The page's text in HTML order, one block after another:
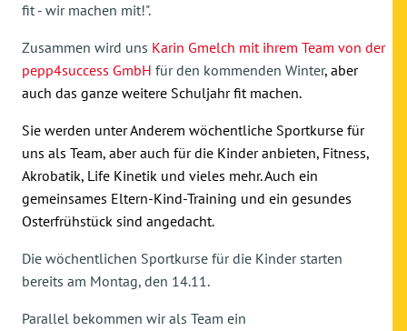
fit - wir machen mit!".
Zusammen wird uns Karin Gmelch mit ihrem Team von der
pepp4success GmbH für den kommenden Winter, aber
auch das ganze weitere Schuljahr fit machen.
Sie werden unter Anderem wöchentliche Sportkurse für
uns als Team, aber auch für die Kinder anbieten, Fitness,
Akrobatik, Life Kinetik und vieles mehr. Auch ein
gemeinsames Eltern-Kind-Training und ein gesundes
Osterfrühstück sind angedacht.
Die wöchentlichen Sportkurse für die Kinder starten
bereits am Montag, den 14.11.
Parallel bekommen wir als Team ein